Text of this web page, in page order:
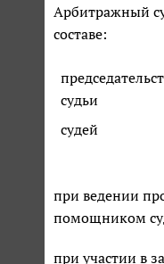
Арбитражный
составе:
судьи
судей
при ведении
помощником
при участии в